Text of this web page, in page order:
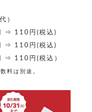
）
⇒ 110円(税込)
⇒ 110円(税込)
⇒ 110円(税込）
料は別途。